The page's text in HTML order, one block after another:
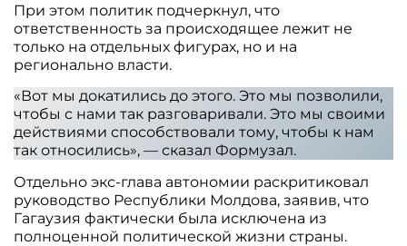
При этом политик подчеркнул, что
ответственность за происходящее лежит не
только на отдельных фигурах, но и на
регионально власти.
«Вот мы докатились до этого. Это мы позволили,
чтобы с нами так разговаривали. Это мы своими
действиями способствовали тому, чтобы к нам
так относились», — сказал Формузал.
Отдельно экс-глава автономии раскритиковал
руководство Республики Молдова, заявив, что
Гагаузия фактически была исключена из
полноценной политической жизни страны.